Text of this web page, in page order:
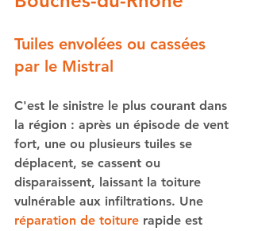
Tuiles envolées ou cassées
par le Mistral
C'est le sinistre le plus courant dans
la région : après un épisode de vent
fort, une ou plusieurs tuiles se
déplacent, se cassent ou
disparaissent, laissant la toiture
vulnérable aux infiltrations. Une
réparation de toiture rapide est